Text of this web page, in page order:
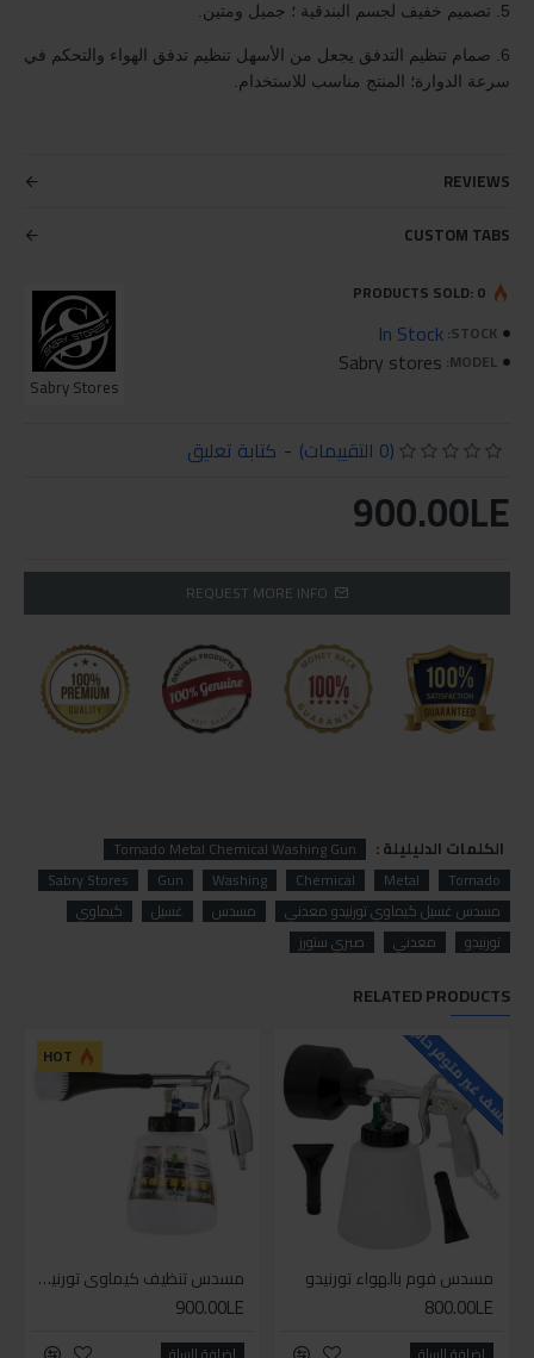
5. تصميم خفيف لجسم البندقية ؛ جميل ومتين.
6. صمام تنظيم التدفق يجعل من الأسهل تنظيم تدفق الهواء والتحكم في
سرعة الدوارة؛ المنتج مناسب للاستخدام.
REVIEWS
CUSTOM TABS
STOCK:
In Stock
MODEL:
Sabry stores
Sabry Stores
PRODUCTS SOLD: 0
(0 التقييمات) - كتابة تعليق
900.00LE
REQUEST MORE INFO
الكلمات الدليليلة :
Tornado Metal Chemical Washing Gun
Tornado
Metal
Chemical
Washing
Gun
Sabry Stores
مسدس غسيل كيماوي تورنيدو معدني
مسدس غسيل
كيماوي
تورنيدو
معدني صبري ستورز
RELATED PRODUCTS
للاسف غير متوفر حاليا
مسدس فوم بالهواء تورنيدو
800.00LE
HOT
مسدس تنظيف كيماوي تورنيدو بمشتملاته
900.00LE